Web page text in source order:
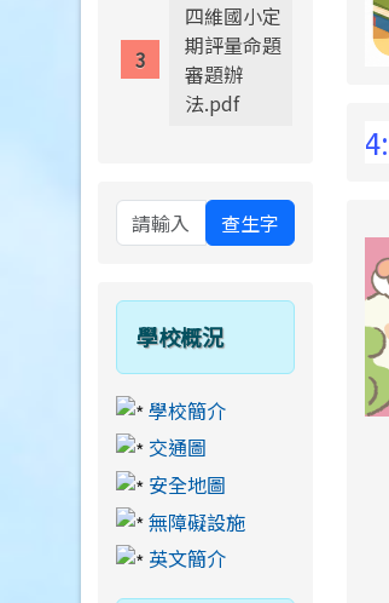
8月13日14:30至
四維國小定
期評量命題
審題辦
法.pdf
查生字
學校概況
學校簡介
交通圖
安全地圖
無障礙設施
英文簡介